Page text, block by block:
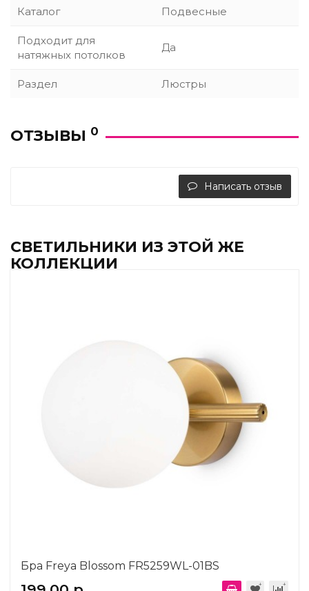
Каталог Подвесные
Подходит для
натяжных потолков
Да
Раздел Люстры
ОТЗЫВЫ 0
Написать отзыв
СВЕТИЛЬНИКИ ИЗ ЭТОЙ ЖЕ
КОЛЛЕКЦИИ
Бра Freya Blossom FR5259WL-01BS